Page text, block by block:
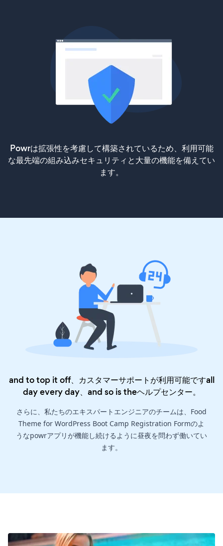
Powrは拡張性を考慮して構築されているため、利用可能
な最先端の組み込みセキュリティと大量の機能を備えてい
ます。
and to top it off、カスタマーサポートが利用可能ですall
day every day、and so is theヘルプセンター。
さらに、私たちのエキスパートエンジニアのチームは、Food
Theme for WordPress Boot Camp Registration Formのよ
うなpowrアプリが機能し続けるように昼夜を問わず働いてい
ます。